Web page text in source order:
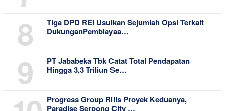
8
Tiga DPD REI Usulkan Sejumlah Opsi Terkait
DukunganPembiayaa…
9
PT Jababeka Tbk Catat Total Pendapatan
Hingga 3,3 Triliun Se…
Progress Group Rilis Proyek Keduanya,
Paradise Serpong City …